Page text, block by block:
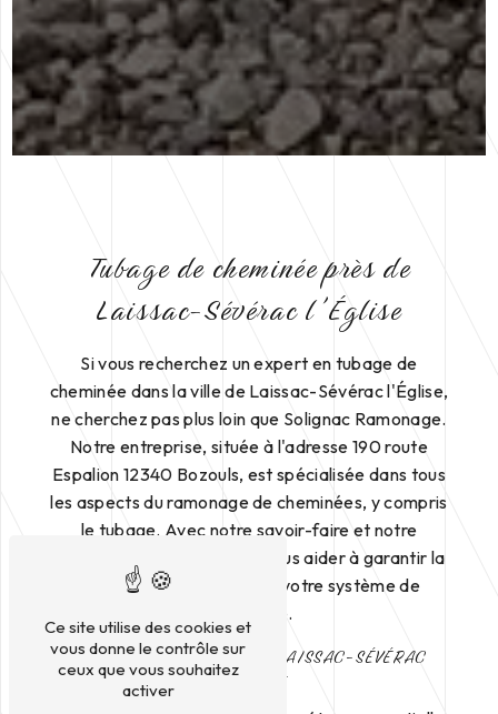
Tubage de cheminée près de
Laissac-Sévérac l'Église
Si vous recherchez un expert en tubage de
cheminée dans la ville de Laissac-Sévérac l'Église,
ne cherchez pas plus loin que Solignac Ramonage.
Notre entreprise, située à l'adresse 190 route
Espalion 12340 Bozouls, est spécialisée dans tous
les aspects du ramonage de cheminées, y compris
le tubage. Avec notre savoir-faire et notre
expérience, nous pouvons vous aider à garantir la
sécurité et l'efficacité de votre système de
chauffage.
TUBAGE DE CHEMINÉE À LAISSAC-SÉVÉRAC
L'ÉGLISE
Ce site utilise des cookies et
vous donne le contrôle sur
ceux que vous souhaitez
activer